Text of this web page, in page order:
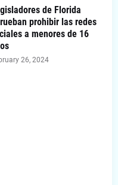
de Florida
prohibir las redes
a menores de 16
26, 2024